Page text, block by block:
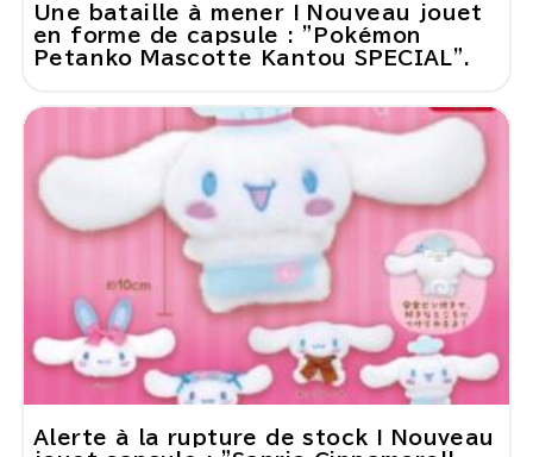
Une bataille à mener ! Nouveau jouet
en forme de capsule : "Pokémon
Petanko Mascotte Kantou SPECIAL".
Alerte à la rupture de stock ! Nouveau